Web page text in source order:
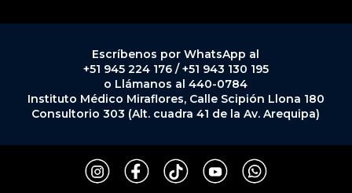
Escríbenos por WhatsApp al
+51 945 224 176 / +51 943 130 195
o Llámanos al 440-0784
Instituto Médico Miraflores, Calle Scipión Llona 180
Consultorio 303 (Alt. cuadra 41 de la Av. Arequipa)